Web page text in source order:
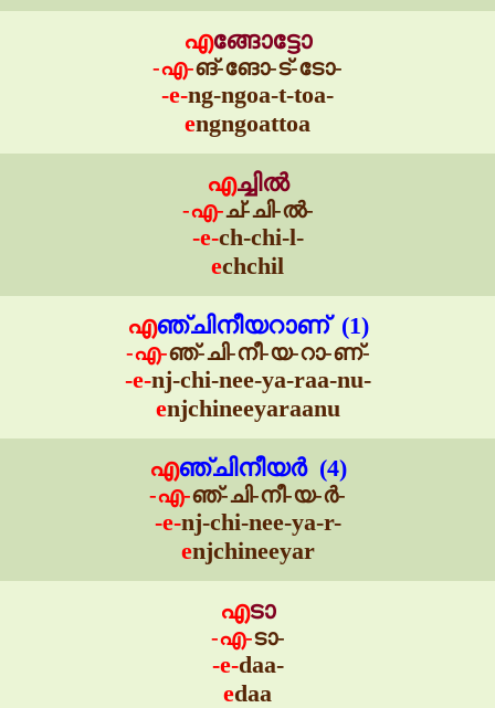
എങ്ങോട്ടോ
-എ-ങ്-ങോ-ട്-ടോ-
-e-ng-ngoa-t-toa-
engngoattoa
എച്ചിൽ
-എ-ച്-ചി-ൽ-
-e-ch-chi-l-
echchil
എഞ്ചിനീയറാണ് (1)
-എ-ഞ്-ചി-നീ-യ-റാ-ണ്-
-e-nj-chi-nee-ya-raa-nu-
enjchineeyaraanu
എഞ്ചിനീയർ (4)
-എ-ഞ്-ചി-നീ-യ-ർ-
-e-nj-chi-nee-ya-r-
enjchineeyar
എടാ
-എ-ടാ-
-e-daa-
edaa